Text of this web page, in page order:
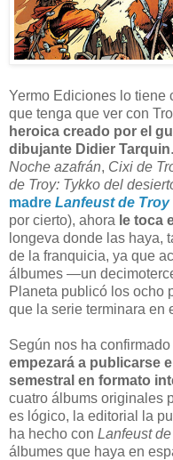
Yermo Ediciones lo tiene
que tenga que ver con
heroica creado por el
dibujante Didier Tarquin
Noche azafrán, Cixi de
de Troy: Tykko del
madre Lanfeust de Troy
por cierto), ahora le toca
longeva donde las haya,
de la franquicia, ya que
álbumes —un
Planeta publicó los ocho
que la serie terminara en
Según nos ha
empezará a publicarse
semestral en formato
cuatro álbums originales
es lógico, la editorial la
ha hecho con Lanfeust
álbumes que haya en